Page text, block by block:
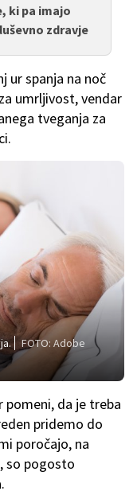
ki pa imajo
zdravje
ur spanja na noč
umrljivost, vendar
tveganja za
FOTO: Adobe
da je treba
pridemo do
poročajo, na
so pogosto